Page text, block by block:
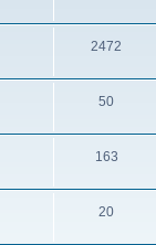
2472
50
163
20